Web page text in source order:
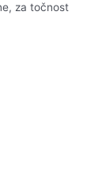
za točnost